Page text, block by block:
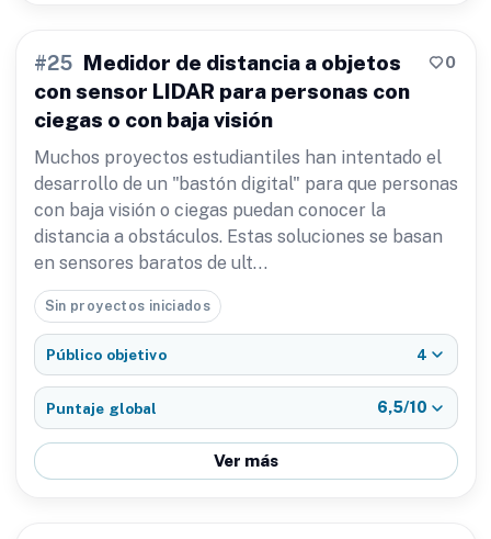
#25 Medidor de distancia a objetos
con sensor LIDAR para personas con
ciegas o con baja visión
0
Muchos proyectos estudiantiles han intentado el
desarrollo de un "bastón digital" para que personas
con baja visión o ciegas puedan conocer la
distancia a obstáculos. Estas soluciones se basan
en sensores baratos de ult…
Sin proyectos iniciados
Público objetivo 4
Puntaje global 6,5/10
Ver más